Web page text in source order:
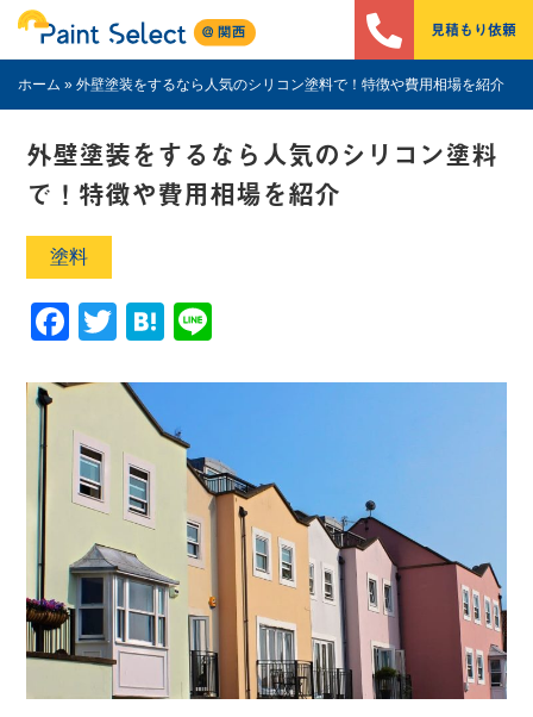
見積もり依頼
ホーム » 外壁塗装をするなら人気のシリコン塗料で！特徴や費用相場を紹介
外壁塗装をするなら人気のシリコン塗料
で！特徴や費用相場を紹介
塗料
Facebook
TwitterHatena